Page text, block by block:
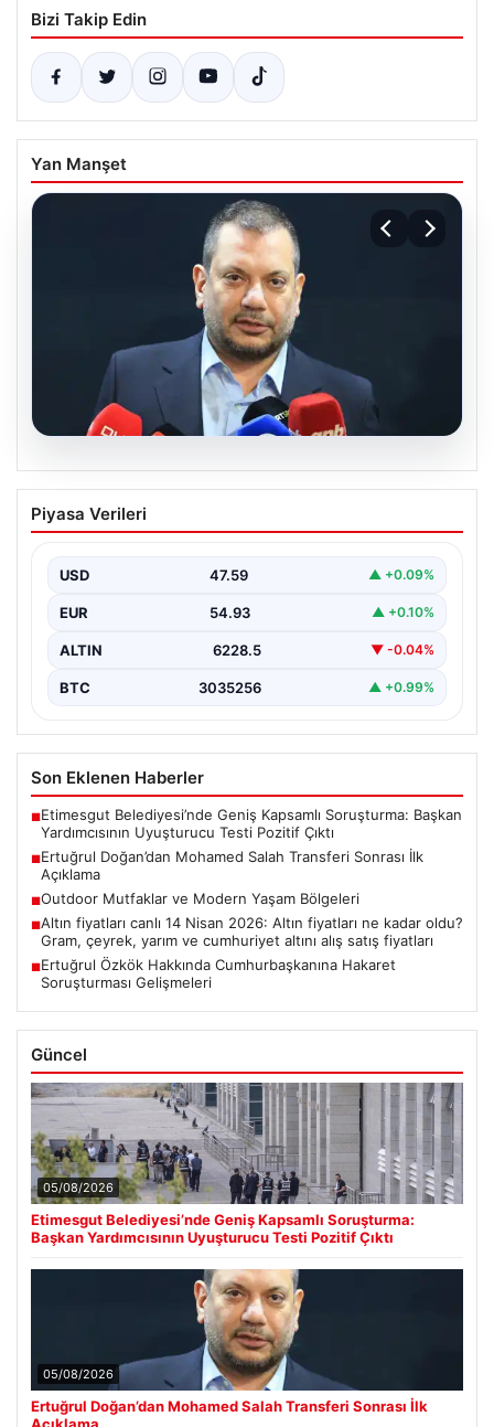
Bizi Takip Edin
Yan Manşet
Ertuğrul Doğan’dan Mohamed Salah
Transferi Sonrası İlk Açıklama
Mısırlı futbolcu Mohamed Salah’ın transfer gelişmeleri
hakkında…
Piyasa Verileri
USD 47.59 ▲ +0.09%
EUR 54.93 ▲ +0.10%
ALTIN 6228.5 ▼ -0.04%
BTC 3035256 ▲ +0.99%
Son Eklenen Haberler
■Etimesgut Belediyesi’nde Geniş Kapsamlı Soruşturma: Başkan
Yardımcısının Uyuşturucu Testi Pozitif Çıktı
■Ertuğrul Doğan’dan Mohamed Salah Transferi Sonrası İlk
Açıklama
■Outdoor Mutfaklar ve Modern Yaşam Bölgeleri
■Altın fiyatları canlı 14 Nisan 2026: Altın fiyatları ne kadar oldu?
Gram, çeyrek, yarım ve cumhuriyet altını alış satış fiyatları
■Ertuğrul Özkök Hakkında Cumhurbaşkanına Hakaret
Soruşturması Gelişmeleri
Güncel
05/08/2026
Etimesgut Belediyesi’nde Geniş Kapsamlı Soruşturma:
Başkan Yardımcısının Uyuşturucu Testi Pozitif Çıktı
05/08/2026
Ertuğrul Doğan’dan Mohamed Salah Transferi Sonrası İlk
Açıklama